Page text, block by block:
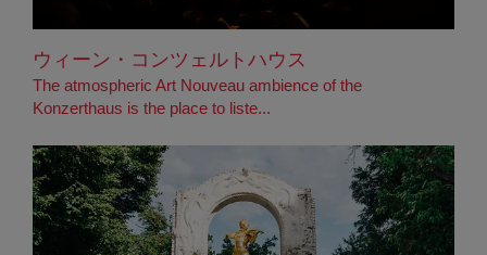
ウィーン・コンツェルトハウス
The atmospheric Art Nouveau ambience of the
Konzerthaus is the place to liste...